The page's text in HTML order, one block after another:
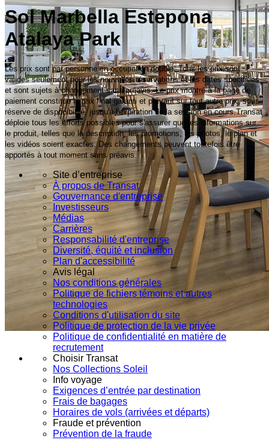
Sol Marbella Estepona
Atalaya Park
Les prix sont par personne en occupation double. Tous les prix sont
valides seulement pour les nouvelles réservations et les dates spécifiées,
et sont sujets à changement sans préavis. Le prix montré à la page de
paiement constitue le prix final garanti et prévaut sur tout autre prix, sous
réserve de disponibilité, jusqu'à l'expiration de la session en cours.Transat
déploie tous les efforts possibles pour s'assurer que les informations sur
le produit, telles que la description, les promotions, les photos, le plan et
les vidéos soient exactes. Des changements peuvent toutefois être
apportés à tout moment sans préavis.
Site d’entreprise
À propos de Transat
Gouvernance d'entreprise
Investisseurs
Médias
Carrières
Responsabilité d'entreprise
Diversité, équité et inclusion
Plan d'accessibilité
Avis légal
Nos conditions générales
Politique de fichiers témoins et autres
technologies
Conditions d'utilisation du site
Politique de protection de la vie privée
Politique de confidentialité en matière de
recrutement
Choisir Transat
Nos Collections Soleil
Info voyage
Exigences d’entrée par destination
Frais de bagages
Horaires de vols (arrivées et départs)
Fraude et prévention
Prévention de la fraude